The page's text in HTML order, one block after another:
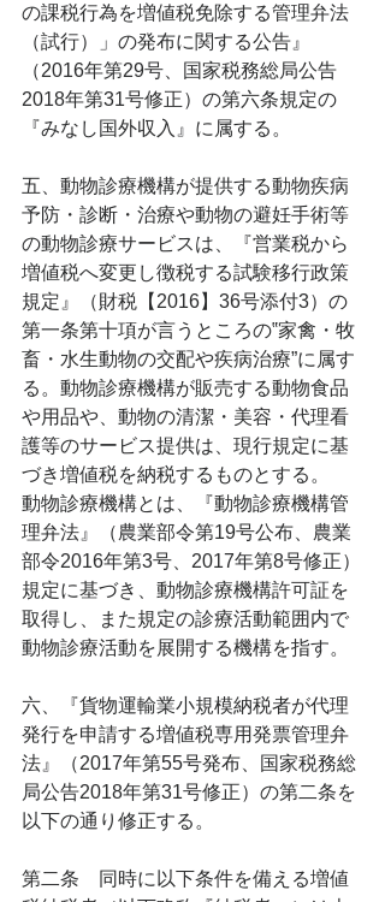
の課税行為を増値税免除する管理弁法
（試行）」の発布に関する公告』
（2016年第29号、国家税務総局公告
2018年第31号修正）の第六条規定の
『みなし国外収入』に属する。
五、動物診療機構が提供する動物疾病
予防・診断・治療や動物の避妊手術等
の動物診療サービスは、『営業税から
増値税へ変更し徴税する試験移行政策
規定』（財税【2016】36号添付3）の
第一条第十項が言うところの‟家禽・牧
畜・水生動物の交配や疾病治療”に属す
る。動物診療機構が販売する動物食品
や用品や、動物の清潔・美容・代理看
護等のサービス提供は、現行規定に基
づき増値税を納税するものとする。
動物診療機構とは、『動物診療機構管
理弁法』（農業部令第19号公布、農業
部令2016年第3号、2017年第8号修正）
規定に基づき、動物診療機構許可証を
取得し、また規定の診療活動範囲内で
動物診療活動を展開する機構を指す。
六、『貨物運輸業小規模納税者が代理
発行を申請する増値税専用発票管理弁
法』（2017年第55号発布、国家税務総
局公告2018年第31号修正）の第二条を
以下の通り修正する。
第二条　同時に以下条件を備える増値